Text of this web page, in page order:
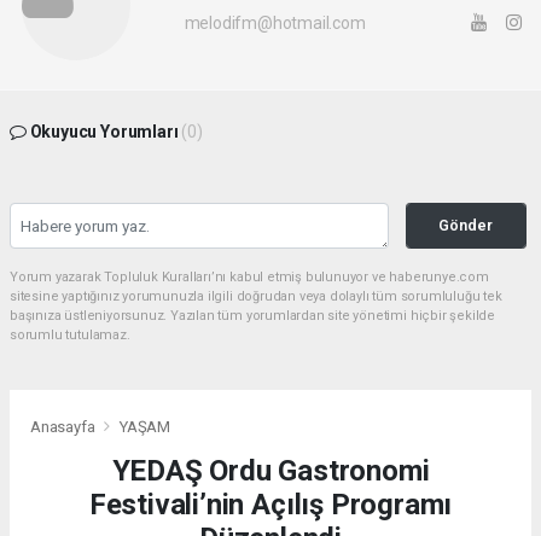
melodifm@hotmail.com
Okuyucu Yorumları (0)
Gönder
Yorum yazarak Topluluk Kuralları’nı kabul etmiş bulunuyor ve haberunye.com
sitesine yaptığınız yorumunuzla ilgili doğrudan veya dolaylı tüm sorumluluğu tek
başınıza üstleniyorsunuz. Yazılan tüm yorumlardan site yönetimi hiçbir şekilde
sorumlu tutulamaz.
Anasayfa YAŞAM
YEDAŞ Ordu Gastronomi
Festivali’nin Açılış Programı